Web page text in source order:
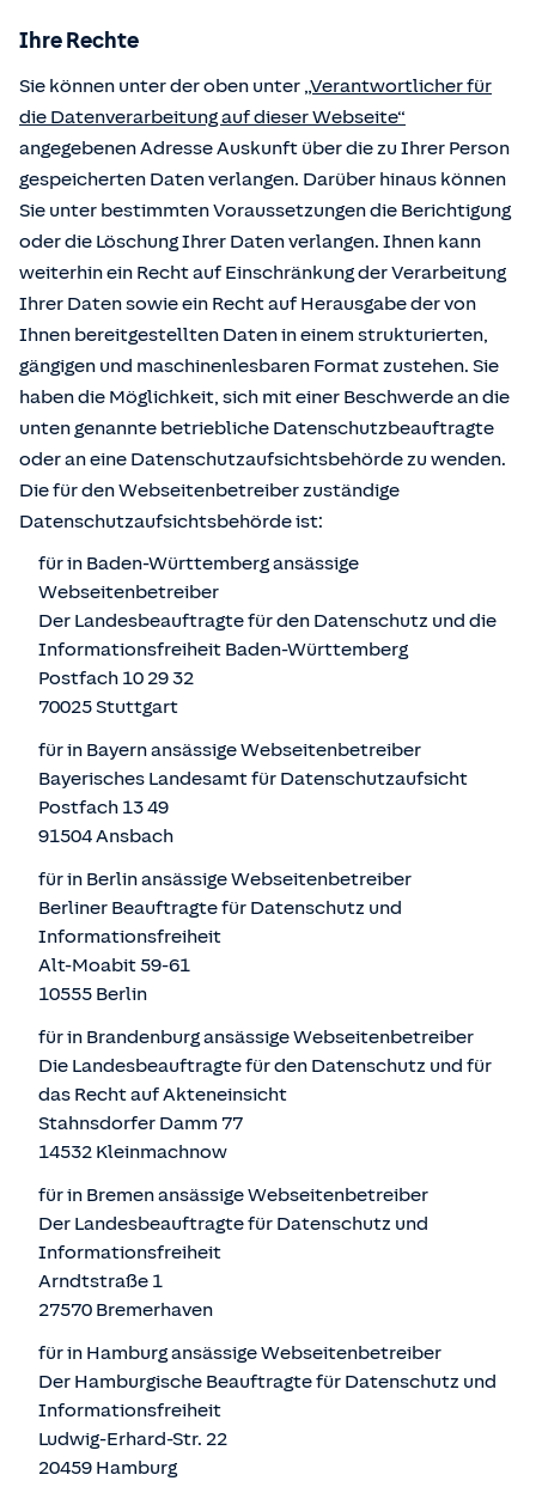
Ihre Rechte
Sie können unter der oben unter „Verantwortlicher für
die Datenverarbeitung auf dieser Webseite“
angegebenen Adresse Auskunft über die zu Ihrer Person
gespeicherten Daten verlangen. Darüber hinaus können
Sie unter bestimmten Voraussetzungen die Berichtigung
oder die Löschung Ihrer Daten verlangen. Ihnen kann
weiterhin ein Recht auf Einschränkung der Verarbeitung
Ihrer Daten sowie ein Recht auf Herausgabe der von
Ihnen bereitgestellten Daten in einem strukturierten,
gängigen und maschinenlesbaren Format zustehen. Sie
haben die Möglichkeit, sich mit einer Beschwerde an die
unten genannte betriebliche Datenschutzbeauftragte
oder an eine Datenschutzaufsichtsbehörde zu wenden.
Die für den Webseitenbetreiber zuständige
Datenschutzaufsichtsbehörde ist:
für in Baden-Württemberg ansässige
Webseitenbetreiber
Der Landesbeauftragte für den Datenschutz und die
Informationsfreiheit Baden-Württemberg
Postfach 10 29 32
70025 Stuttgart
für in Bayern ansässige Webseitenbetreiber
Bayerisches Landesamt für Datenschutzaufsicht
Postfach 13 49
91504 Ansbach
für in Berlin ansässige Webseitenbetreiber
Berliner Beauftragte für Datenschutz und
Informationsfreiheit
Alt-Moabit 59-61
10555 Berlin
für in Brandenburg ansässige Webseitenbetreiber
Die Landesbeauftragte für den Datenschutz und für
das Recht auf Akteneinsicht
Stahnsdorfer Damm 77
14532 Kleinmachnow
für in Bremen ansässige Webseitenbetreiber
Der Landesbeauftragte für Datenschutz und
Informationsfreiheit
Arndtstraße 1
27570 Bremerhaven
für in Hamburg ansässige Webseitenbetreiber
Der Hamburgische Beauftragte für Datenschutz und
Informationsfreiheit
Ludwig-Erhard-Str. 22
20459 Hamburg